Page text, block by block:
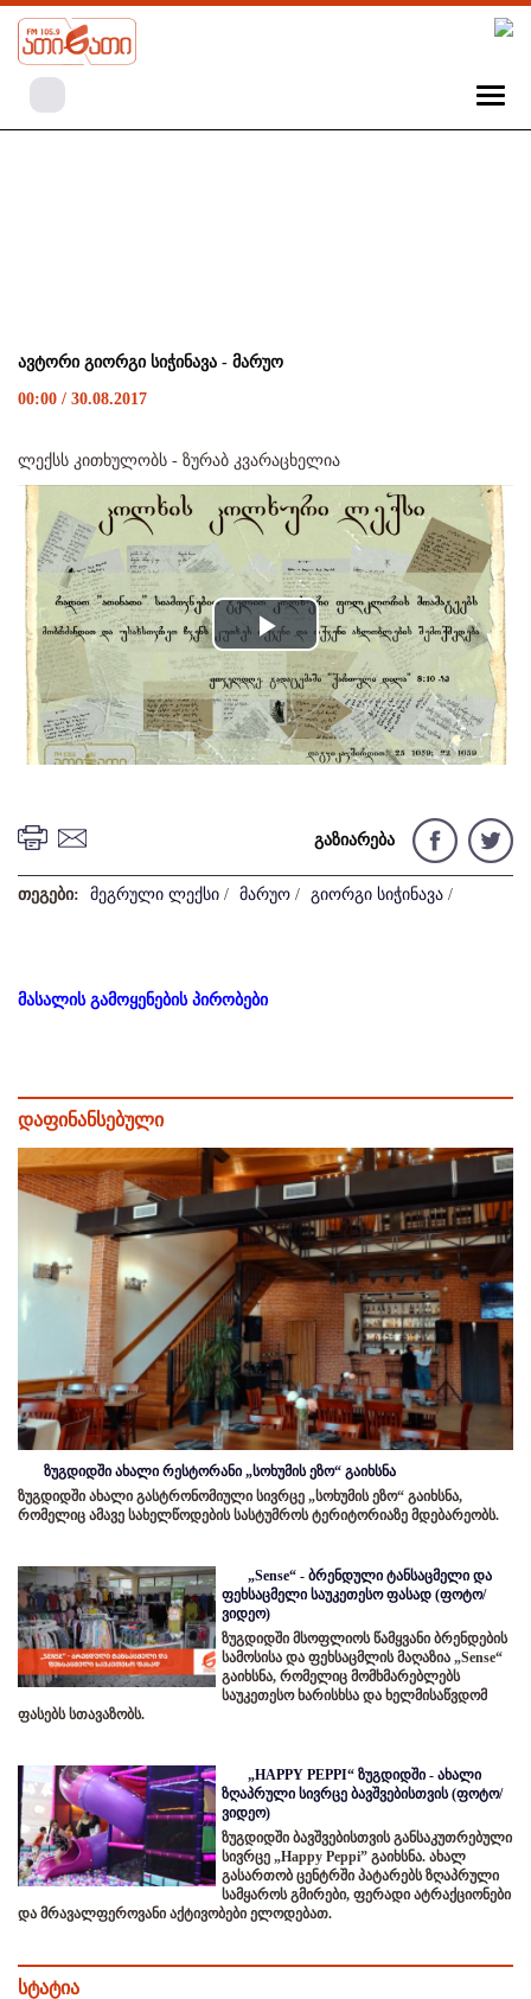
ავტორი გიორგი სიჭინავა - მარუო
00:00 / 30.08.2017
ლექსს კითხულობს - ზურაბ კვარაცხელია
Play
Video
გაზიარება
თეგები: მეგრული ლექსი / მარუო / გიორგი სიჭინავა /
მასალის გამოყენების პირობები
დაფინანსებული
ზუგდიდში ახალი რესტორანი „სოხუმის ეზო“ გაიხსნა
ზუგდიდში ახალი გასტრონომიული სივრცე „სოხუმის ეზო“ გაიხსნა,
რომელიც ამავე სახელწოდების სასტუმროს ტერიტორიაზე მდებარეობს.
„Sense“ - ბრენდული ტანსაცმელი და
ფეხსაცმელი საუკეთესო ფასად (ფოტო/
ვიდეო)
ზუგდიდში მსოფლიოს წამყვანი ბრენდების
სამოსისა და ფეხსაცმლის მაღაზია „Sense“
გაიხსნა, რომელიც მომხმარებლებს
საუკეთესო ხარისხსა და ხელმისაწვდომ
ფასებს სთავაზობს.
„HAPPY PEPPI“ ზუგდიდში - ახალი
ზღაპრული სივრცე ბავშვებისთვის (ფოტო/
ვიდეო)
ზუგდიდში ბავშვებისთვის განსაკუთრებული
სივრცე „Happy Peppi” გაიხსნა. ახალ
გასართობ ცენტრში პატარებს ზღაპრული
სამყაროს გმირები, ფერადი ატრაქციონები
და მრავალფეროვანი აქტივობები ელოდებათ.
სტატია